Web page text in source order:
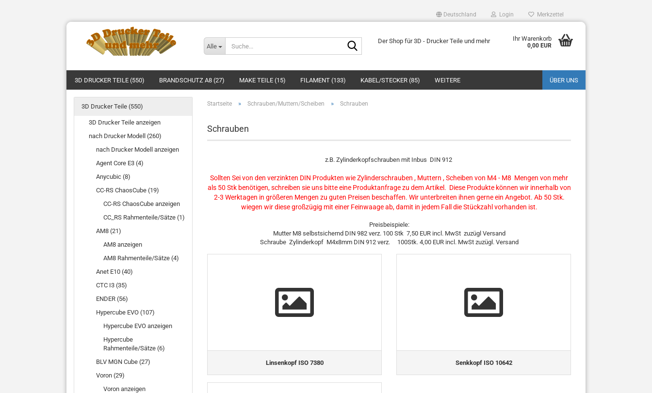
Deutschland Login Merkzettel
Alle
Suche...Der Shop für 3D - Drucker Teile und mehr Ihr Warenkorb
0,00 EUR
3D DRUCKER TEILE (550) BRANDSCHUTZ A8 (27) MAKE TEILE (15) FILAMENT (133) KABEL/STECKER (85) ÜBER UNS
WEITERE
Startseite » Schrauben/Muttern/Scheiben » Schrauben
Schrauben
z.B. Zylinderkopfschrauben mit Inbus DIN 912
Sollten Sei von den verzinkten DIN Produkten wie Zylinderschrauben , Muttern , Scheiben von M4 - M8 Mengen von mehr
als 50 Stk benötigen, schreiben sie uns bitte eine Produktanfrage zu dem Artikel. Diese Produkte können wir innerhalb von
2-3 Werktagen in größeren Mengen zu guten Preisen beschaffen. Wir unterbreiten ihnen gerne ein Angebot. Ab 50 Stk.
wiegen wir diese großzügig mit einer Feinwaage ab, damit in jedem Fall die Stückzahl vorhanden ist.
Preisbeispiele:
Mutter M8 selbstsichernd DIN 982 verz. 100 Stk 7,50 EUR incl. MwSt zuzügl Versand
Schraube Zylinderkopf M4x8mm DIN 912 verz. 100Stk. 4,00 EUR incl. MwSt zuzügl. Versand
Linsenkopf ISO 7380 Senkkopf ISO 10642
3D Drucker Teile (550)
3D Drucker Teile anzeigen
nach Drucker Modell (260)
nach Drucker Modell anzeigen
Agent Core E3 (4)
Anycubic (8)
CC-RS ChaosCube (19)
CC-RS ChaosCube anzeigen
CC_RS Rahmenteile/Sätze (1)
AM8 (21)
AM8 anzeigen
AM8 Rahmenteile/Sätze (4)
Anet E10 (40)
CTC I3 (35)
ENDER (56)
Hypercube EVO (107)
Hypercube EVO anzeigen
Hypercube
Rahmenteile/Sätze (6)
BLV MGN Cube (27)
Voron (29)
Voron anzeigen